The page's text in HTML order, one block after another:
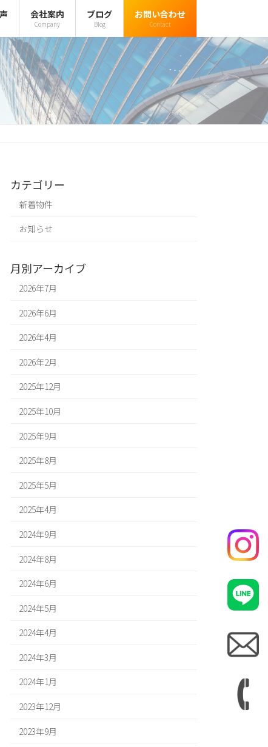
会社案内
Company
ブログ
Blog
お問い合わせ
Contact
カテゴリー
新着物件
お知らせ
月別アーカイブ
2026年7月
2026年6月
2026年4月
2026年2月
2025年12月
2025年10月
2025年9月
2025年8月
2025年5月
2025年4月
2024年9月
2024年8月
2024年6月
2024年5月
2024年4月
2024年3月
2024年1月
2023年12月
2023年9月